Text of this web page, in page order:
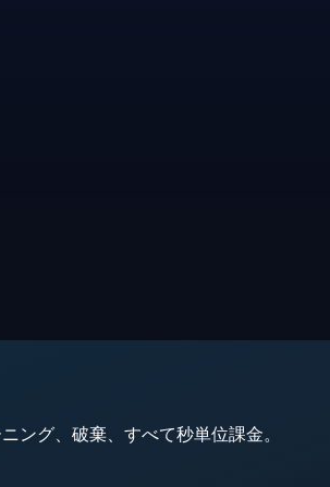
グ、破棄、すべて秒単位課金。